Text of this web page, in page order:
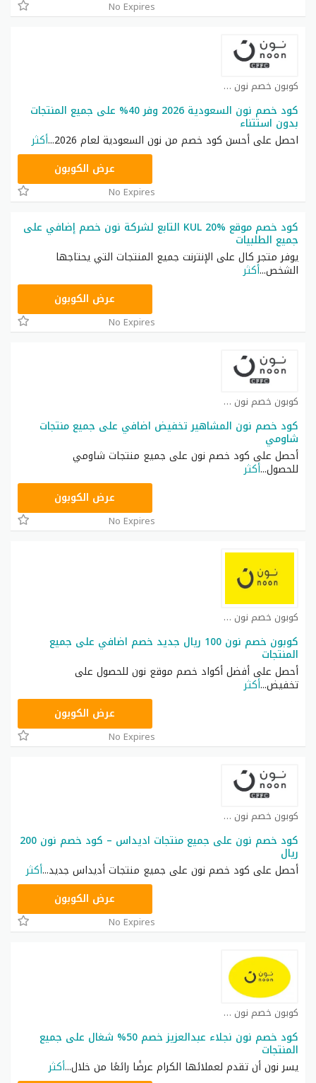
No Expires
كوبون خصم نون كوبون
كود خصم نون السعودية 2026 وفر 40% على جميع المنتجات
بدون استتناء
احصل على أحسن كود خصم من نون السعودية لعام 2026
...أكثر
RRF24عرض الكوبون
No Expires
كود خصم موقع KUL 20% التابع لشركة نون خصم إضافي على
جميع الطلبيات
يوفر متجر كال على الإنترنت جميع المنتجات التي يحتاجها
الشخص...أكثر
عرض الكوبون
No Expires
كوبون خصم نون كوبون
كود خصم نون المشاهير تخفيض اضافي على جميع منتجات
شاومي
أحصل على كود خصم نون على جميع منتجات شاومي
للحصول...أكثر
RRF24عرض الكوبون
No Expires
كوبون خصم نون مصر كوبون
كوبون خصم نون 100 ريال جديد خصم اضافي على جميع
المنتجات
أحصل على أفضل أكواد خصم موقع نون للحصول على
تخفيض...أكثر
RRF24عرض الكوبون
No Expires
كوبون خصم نون كوبون
كود خصم نون على جميع منتجات اديداس – كود خصم نون 200
ريال
أحصل على كود خصم نون على جميع منتجات أديداس جديد...أكثر
عرض الكوبون
No Expires
كوبون خصم نون كوبون
كود خصم نون نجلاء عبدالعزيز خصم 50% شغال على جميع
المنتجات
يسر نون أن تقدم لعملائها الكرام عرضًا رائعًا من خلال...أكثر